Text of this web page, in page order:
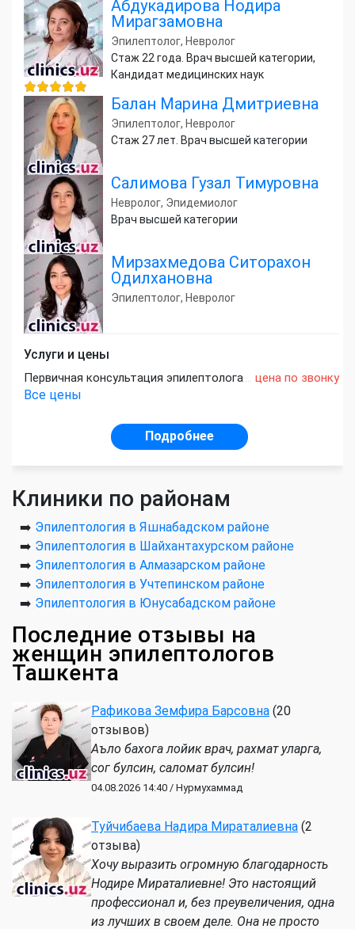
Абдукадирова Нодира
Мирагзамовна
Эпилептолог, Невролог
Стаж 22 года. Врач высшей категории,
Кандидат медицинских наук
Балан Марина Дмитриевна
Эпилептолог, Невролог
Стаж 27 лет. Врач высшей категории
Салимова Гузал Тимуровна
Невролог, Эпидемиолог
Врач высшей категории
Мирзахмедова Ситорахон
Одилхановна
Эпилептолог, Невролог
Услуги и цены
Первичная консультация эпилептолога цена по звонку
Все цены
Подробнее
Клиники по районам
➡️ Эпилептология в Яшнабадском районе
➡️ Эпилептология в Шайхантахурском районе
➡️ Эпилептология в Алмазарском районе
➡️ Эпилептология в Учтепинском районе
➡️ Эпилептология в Юнусабадском районе
Последние отзывы на
женщин эпилептологов
Ташкента
Рафикова Земфира Барсовна (20
отзывов)
Аъло бахога лойик врач, рахмат уларга,
сог булсин, саломат булсин!
04.08.2026 14:40 / Нурмухаммад
Туйчибаева Надира Мираталиевна (2
отзыва)
Хочу выразить огромную благодарность
Нодире Мираталиевне! Это настоящий
профессионал и, без преувеличения, одна
из лучших в своем деле. Она не просто